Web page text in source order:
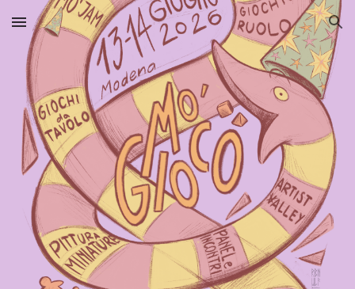
Skip to main content Skip to navigation